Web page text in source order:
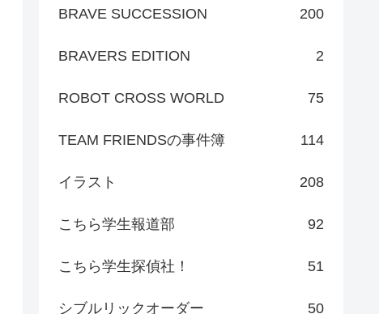
BRAVE SUCCESSION 200
BRAVERS EDITION 2
ROBOT CROSS WORLD 75
TEAM FRIENDSの事件簿 114
イラスト 208
こちら学生報道部 92
こちら学生探偵社！ 51
シブルリックオーダー 50